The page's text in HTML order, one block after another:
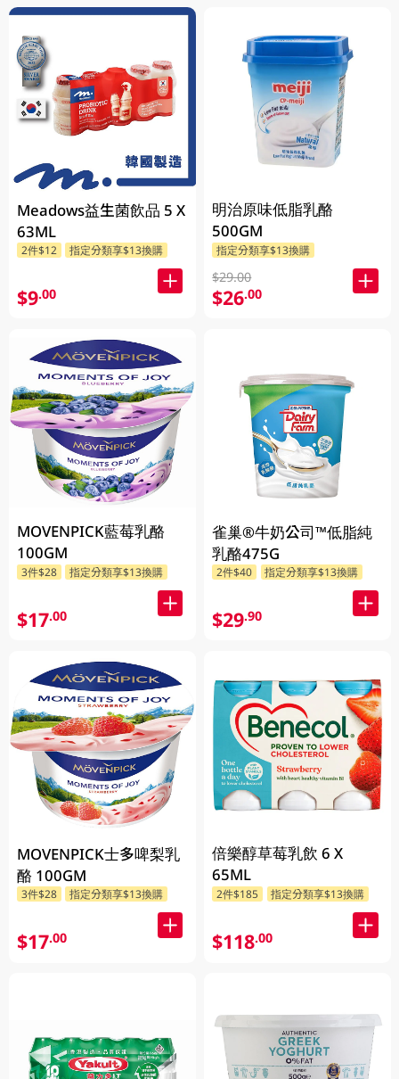
Meadows益生菌飲品 5 X
63ML
2件$12 指定分類享$13換購
$9.00
MOVENPICK藍莓乳酪
100GM
3件$28 指定分類享$13換購
$17.00
MOVENPICK士多啤梨乳
酪 100GM
3件$28 指定分類享$13換購
$17.00
明治原味低脂乳酪
500GM
指定分類享$13換購
$29.00
$26.00
雀巢®牛奶公司™低脂純
乳酪475G
2件$40 指定分類享$13換購
$29.90
倍樂醇草莓乳飲 6 X
65ML
2件$185 指定分類享$13換購
$118.00